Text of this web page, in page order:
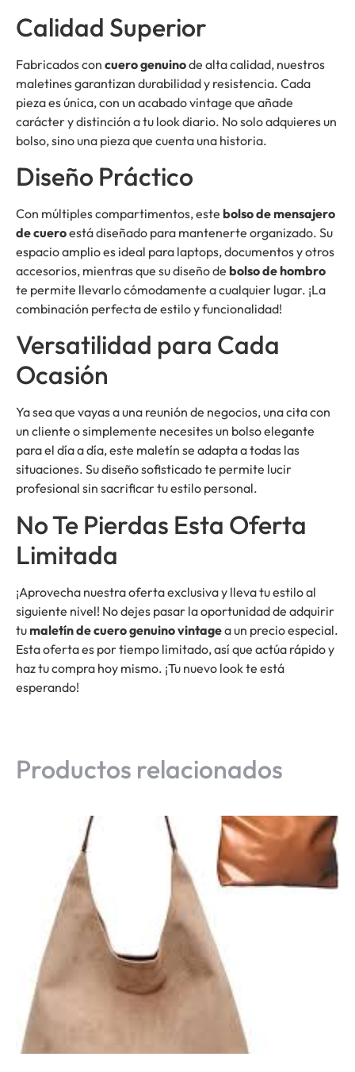
Calidad Superior
Fabricados con cuero genuinode alta calidad, nuestros
maletines garantizan durabilidad y resistencia. Cada
pieza es única, con un acabado vintage que añade
carácter y distinción a tu look diario. No solo adquieres un
bolso, sino una pieza que cuenta una historia.
Diseño Práctico
Con múltiples compartimentos, este bolso de mensajero
de cueroestá diseñado para mantenerte organizado. Su
espacio amplio es ideal para laptops, documentos y otros
accesorios, mientras que su diseño de bolso de hombro
te permite llevarlo cómodamente a cualquier lugar. ¡La
combinación perfecta de estilo y funcionalidad!
Versatilidad para Cada
Ocasión
Ya sea que vayas a una reunión de negocios, una cita con
un cliente o simplemente necesites un bolso elegante
para el día a día, este maletín se adapta a todas las
situaciones. Su diseño sofisticado te permite lucir
profesional sin sacrificar tu estilo personal.
No Te Pierdas Esta Oferta
Limitada
¡Aprovecha nuestra oferta exclusiva y lleva tu estilo al
siguiente nivel! No dejes pasar la oportunidad de adquirir
tumaletín de cuero genuino vintagea un precio especial.
Esta oferta es por tiempo limitado, así que actúa rápido y
haz tu compra hoy mismo. ¡Tu nuevo look te está
esperando!
Productos relacionados